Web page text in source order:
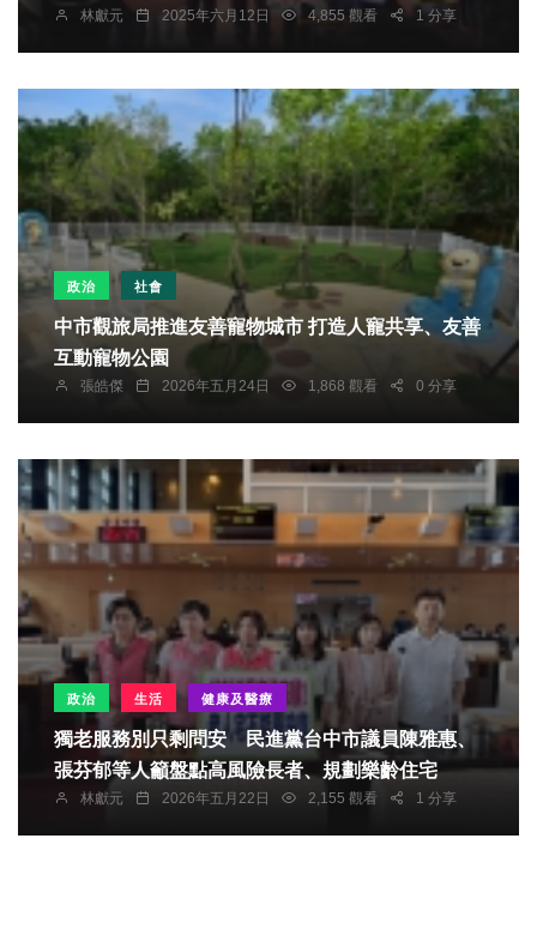
林獻元 2025年六月12日 4,855 觀看 1 分享
政治 社會
中市觀旅局推進友善寵物城市 打造人寵共享、友善
互動寵物公園
張皓傑 2026年五月24日 1,868 觀看 0 分享
政治 生活 健康及醫療
獨老服務別只剩問安 民進黨台中市議員陳雅惠、
張芬郁等人籲盤點高風險長者、規劃樂齡住宅
林獻元 2026年五月22日 2,155 觀看 1 分享